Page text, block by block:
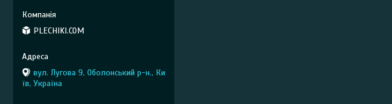
PLECHIKI.COM
вул. Лугова 9, Оболонський р-н., Ки
їв, Україна